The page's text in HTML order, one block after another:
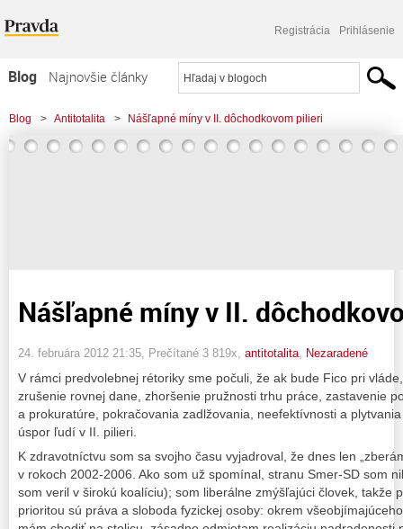
Registrácia Prihlásenie
Blog
Najnovšie články
Najčítanejšie články
Najkomentovanejšie články
Blog > Antitotalita > Nášľapné míny v II. dôchodkovom pilieri
Nášľapné míny v II.
24. februára 2012 21:35 , Prečítané 3 819x, antitotalita Nezaradené
V rámci predvolebnej rétoriky sme počuli, že ak bude Fico pri
zrušenie rovnej dane, zhoršenie pružnosti trhu práce, zastavenie
a prokuratúre, pokračovania zadlžovania, neefektívnosti a
úspor ľudí v II. pilieri.
K zdravotníctvu som sa svojho času vyjadroval, že dnes len
v rokoch 2002-2006. Ako som už spomínal, stranu Smer-SD som
som veril v širokú koalíciu); som liberálne zmýšľajúci človek, takže
prioritou sú práva a sloboda fyzickej osoby: okrem